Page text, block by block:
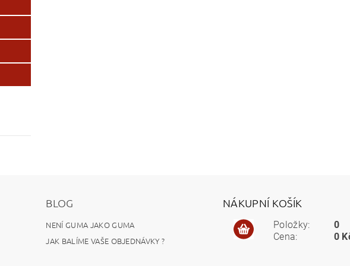
BLOG
NENÍ GUMA JAKO GUMA
JAK BALÍME VAŠE OBJEDNÁVKY ?
NÁKUPNÍ KOŠÍK
Položky:
Cena:
0
0